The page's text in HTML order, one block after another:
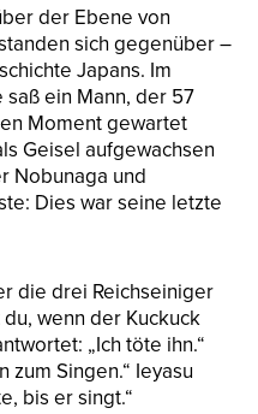
der Ebene von
sich gegenüber –
Japans. Im
ein Mann, der 57
Moment gewartet
Geisel aufgewachsen
Nobunaga und
Dies war seine letzte
die drei Reichseiniger
wenn der Kuckuck
„Ich töte ihn.“
zum Singen.“ Ieyasu
bis er singt.“